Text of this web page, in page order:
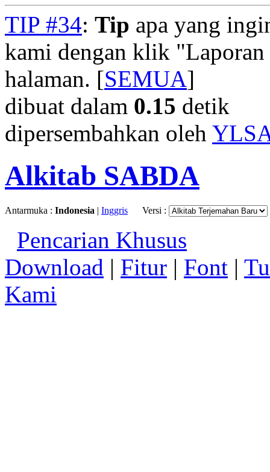
TIP #34: Tip apa yang
kami dengan klik "Laporan
halaman. [SEMUA]
dibuat dalam 0.15 detik
dipersembahkan oleh
Alkitab SABDA
Antarmuka : Indonesia | Inggris Versi :
Pencarian Khusus
Download | Fitur | Font |
Kami